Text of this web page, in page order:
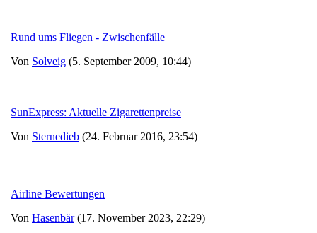
Rund ums Fliegen - Zwischenfälle
Von Solveig (5. September 2009, 10:44)
SunExpress: Aktuelle Zigarettenpreise
Von Sternedieb (24. Februar 2016, 23:54)
Airline Bewertungen
Von Hasenbär(17. November 2023, 22:29)